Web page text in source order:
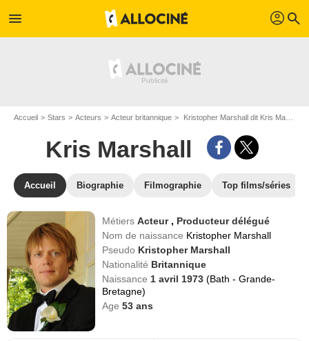
menu profil search
Accueil Stars Acteurs Acteur britannique Kristopher Marshall dit Kris Marshall
Kris Marshall
Accueil Biographie Filmographie Top films/séries
MétiersActeur , Producteur délégué
Nom de naissance Kristopher Marshall
Pseudo Kristopher Marshall
Nationalité Britannique
Naissance 1 avril 1973(Bath - Grande-
Bretagne)
Age53 ans